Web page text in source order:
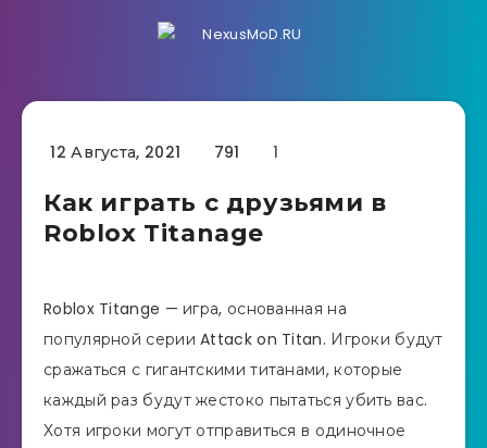
12 Августа, 2021 791 1
Как играть с друзьями в
Roblox Titanage
Roblox Titange — игра, основанная на
популярной серии Attack on Titan. Игроки будут
сражаться с гигантскими титанами, которые
каждый раз будут жестоко пытаться убить вас.
Хотя игроки могут отправиться в одиночное